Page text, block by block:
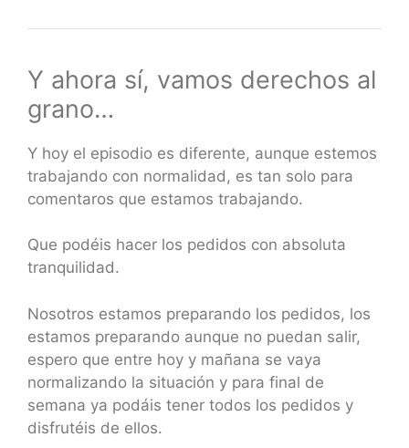
Y ahora sí, vamos derechos al
grano…
Y hoy el episodio es diferente, aunque estemos
trabajando con normalidad, es tan solo para
comentaros que estamos trabajando.
Que podéis hacer los pedidos con absoluta
tranquilidad.
Nosotros estamos preparando los pedidos, los
estamos preparando aunque no puedan salir,
espero que entre hoy y mañana se vaya
normalizando la situación y para final de
semana ya podáis tener todos los pedidos y
disfrutéis de ellos.